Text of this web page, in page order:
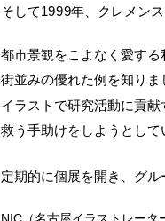
そして1999年、クレメン
都市景観をこよなく愛す
街並みの優れた例を知りま
イラストで研究活動に貢
救う手助けをしようとして
定期的に個展を開き、グル